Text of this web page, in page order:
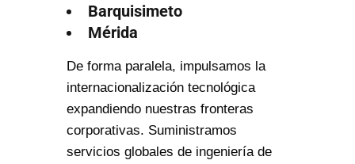
Barquisimeto
Mérida
De forma paralela, impulsamos la
internacionalización tecnológica
expandiendo nuestras fronteras
corporativas. Suministramos
servicios globales de ingeniería de